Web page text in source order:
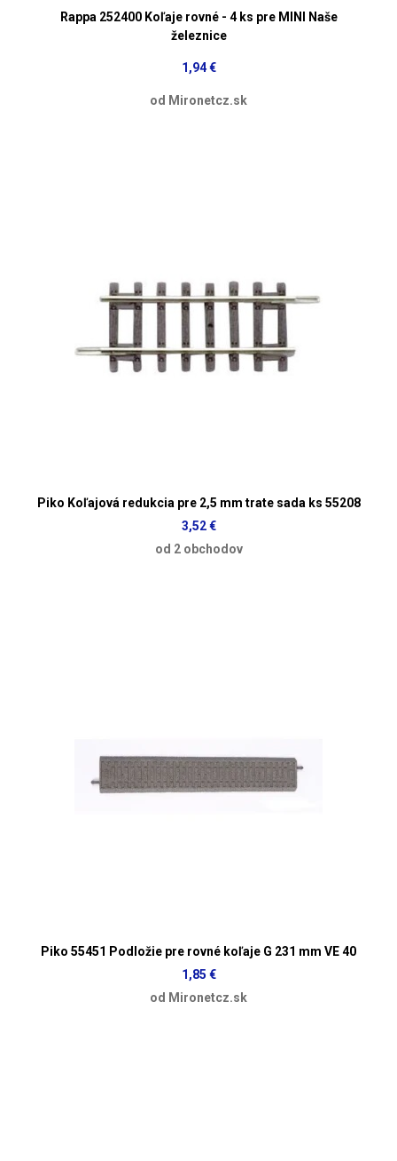
Rappa 252400 Koľaje rovné - 4 ks pre MINI Naše
železnice
1,94 €
od Mironetcz.sk
Piko Koľajová redukcia pre 2,5 mm trate sada ks 55208
3,52 €
od 2 obchodov
Piko 55451 Podložie pre rovné koľaje G 231 mm VE 40
1,85 €
od Mironetcz.sk